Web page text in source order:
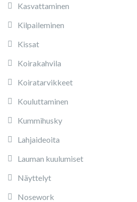
Kasvattaminen
Kilpaileminen
Kissat
Koirakahvila
Koiratarvikkeet
Kouluttaminen
Kummihusky
Lahjaideoita
Lauman kuulumiset
Näyttelyt
Nosework